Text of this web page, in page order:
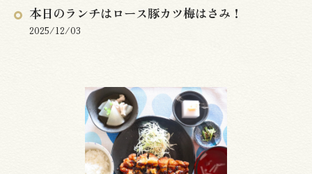
本日のランチはロース豚カツ梅はさみ！
2025/12/03